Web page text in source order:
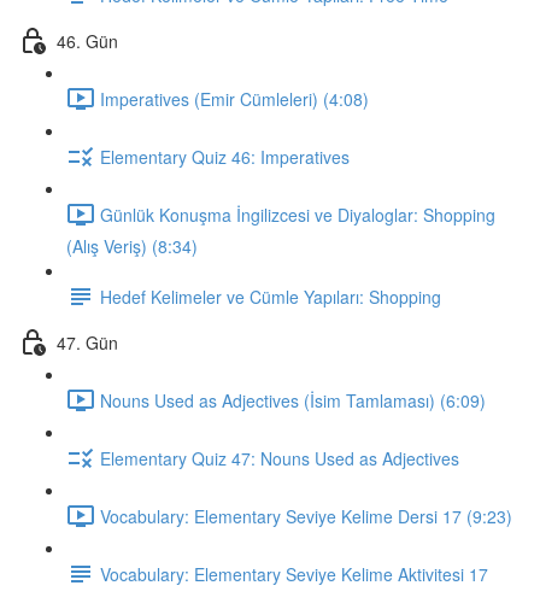
46. Gün
Imperatives (Emir Cümleleri) (4:08)
Elementary Quiz 46: Imperatives
Günlük Konuşma İngilizcesi ve Diyaloglar: Shopping
(Alış Veriş) (8:34)
Hedef Kelimeler ve Cümle Yapıları: Shopping
47. Gün
Nouns Used as Adjectives (İsim Tamlaması) (6:09)
Elementary Quiz 47: Nouns Used as Adjectives
Vocabulary: Elementary Seviye Kelime Dersi 17 (9:23)
Vocabulary: Elementary Seviye Kelime Aktivitesi 17